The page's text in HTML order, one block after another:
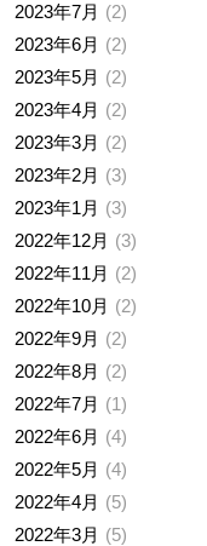
2023年7月
2
2023年6月
2
2023年5月
2
2023年4月
2
2023年3月
2
2023年2月
3
2023年1月
3
2022年12月
3
2022年11月
2
2022年10月
2
2022年9月
2
2022年8月
2
2022年7月
1
2022年6月
4
2022年5月
4
2022年4月
5
2022年3月
5